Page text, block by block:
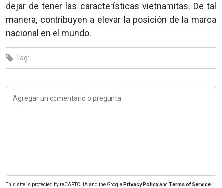
dejar de tener las características vietnamitas. De tal
manera, contribuyen a elevar la posición de la marca
nacional en el mundo.
Tag:
This site is protected by reCAPTCHA and the Google Privacy Policyand Terms of Service